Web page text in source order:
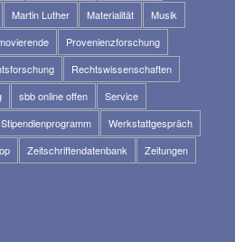
Martin Luther Materialität
Musik
Provenienzforschung
Rechtswissenschaften
sbb online offen
Service
Stipendienprogramm
Werkstattgespräch
Zeitschriftendatenbank
Zeitungen